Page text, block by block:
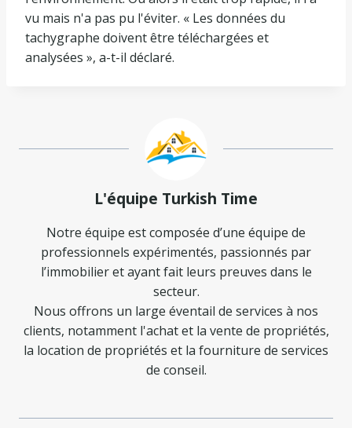
vu mais n'a pas pu l'éviter. « Les données du
tachygraphe doivent être téléchargées et
analysées », a-t-il déclaré.
L'équipe Turkish Time
Notre équipe est composée d’une équipe de
professionnels expérimentés, passionnés par
l’immobilier et ayant fait leurs preuves dans le
secteur.
Nous offrons un large éventail de services à nos
clients, notamment l'achat et la vente de propriétés,
la location de propriétés et la fourniture de services
de conseil.